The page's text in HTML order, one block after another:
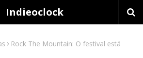
Indieoclock
Rock The Mountain: O festival está